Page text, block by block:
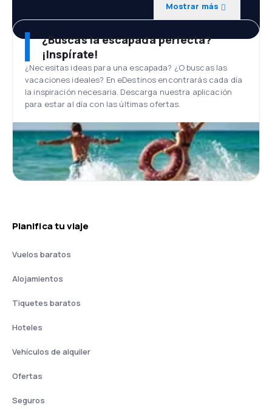
Mostrar más
¿Buscas la escapada perfecta?
¡Inspírate!
¿Necesitas ideas para una escapada? ¿O buscas las
vacaciones ideales? En eDestinos encontrarás cada día
la inspiración necesaria. Descarga nuestra aplicación
para estar al día con las últimas ofertas.
Planifica tu viaje
Vuelos baratos
Alojamientos
Tiquetes baratos
Hoteles
Vehículos de alquiler
Ofertas
Seguros